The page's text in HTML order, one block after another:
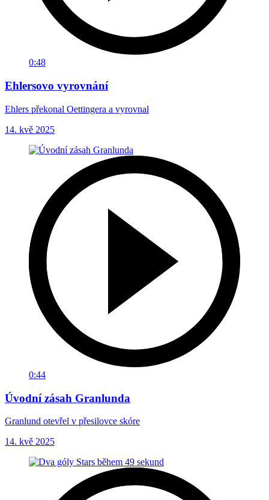
0:48
Ehlersovo vyrovnání
Ehlers překonal Oettingera a vyrovnal
14. kvě 2025
0:44
Úvodní zásah Granlunda
Granlund otevřel v přesilovce skóre
14. kvě 2025